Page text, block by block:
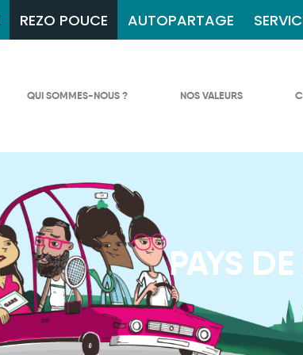
REZO POUCE AUTOPARTAGE
QUI SOMMES-NOUS ? NOS VALEURS
PAYS